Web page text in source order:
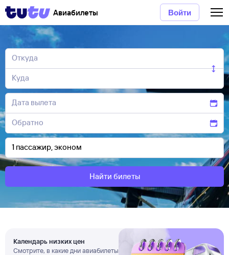
Авиабилеты Войти
Найти билеты
Календарь низких цен
Смотрите, в какие дни авиабилеты